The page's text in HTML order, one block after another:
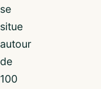
se
situe
autour
de
100